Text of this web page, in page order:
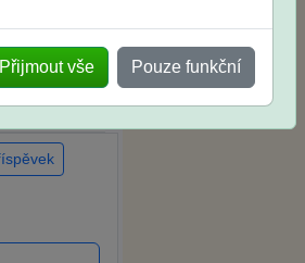
Přijmout vše Pouze funkční